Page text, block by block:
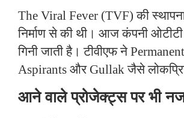
The Viral Fever (TVF) की
निर्माण से की थी। आज कंपनी
गिनी जाती है। टीवीएफ ने
Aspirants और Gullak जैसे
आने वाले प्रोजेक्ट्स पर भी